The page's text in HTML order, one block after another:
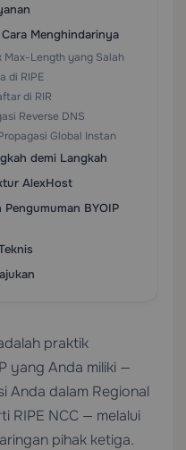
Menghindarinya
Max-Length yang Salah
di RIPE
di RIR
Reverse DNS
Global Instan
demi Langkah
AlexHost
BYOIP
praktik
yang Anda miliki —
Anda dalam Regional
RIPE NCC — melalui
pihak ketiga.